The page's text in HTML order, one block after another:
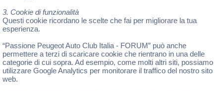
3. Cookie di funzionalità
Questi cookie ricordano le scelte che fai per migliorare la tua
esperienza.
“Passione Peugeot Auto Club Italia - FORUM” può anche
permettere a terzi di scaricare cookie che rientrano in una delle
categorie di cui sopra. Ad esempio, come molti altri siti, possiamo
utilizzare Google Analytics per monitorare il traffico del nostro sito
web.